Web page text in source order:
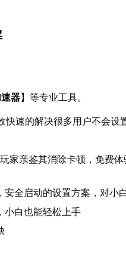
器】等专业工具。
快速的解决很多用户不会设
家亲鉴其消除卡顿，免费
全启动的设置方案，对小
小白也能轻松上手